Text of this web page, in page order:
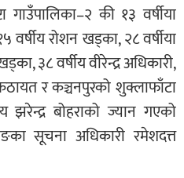
गाउँपालिका–२ की १३ वर्षीया
रोशन खड्का, २८ वर्षीया
३८ वर्षीय वीरेन्द्र अधिकारी,
र कञ्चनपुरको शुक्लाफाँटा
झरेन्द्र बोहराको ज्यान गएको
सूचना अधिकारी रमेशदत्त